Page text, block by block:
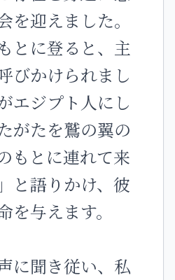
を迎えました。
とに登ると、主
びかけられまし
エジプト人にし
がたを鷲の翼の
もとに連れて来
と語りかけ、彼
を与えます。
に聞き従い、私